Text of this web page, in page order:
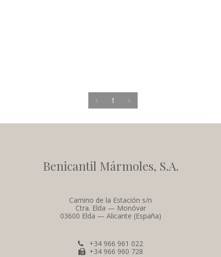
1
Benicantil Mármoles, S.A.
Camino de la Estación s/n
Ctra. Elda — Monóvar
03600 Elda — Alicante (España)
+34 966 961 022
+34 966 960 728